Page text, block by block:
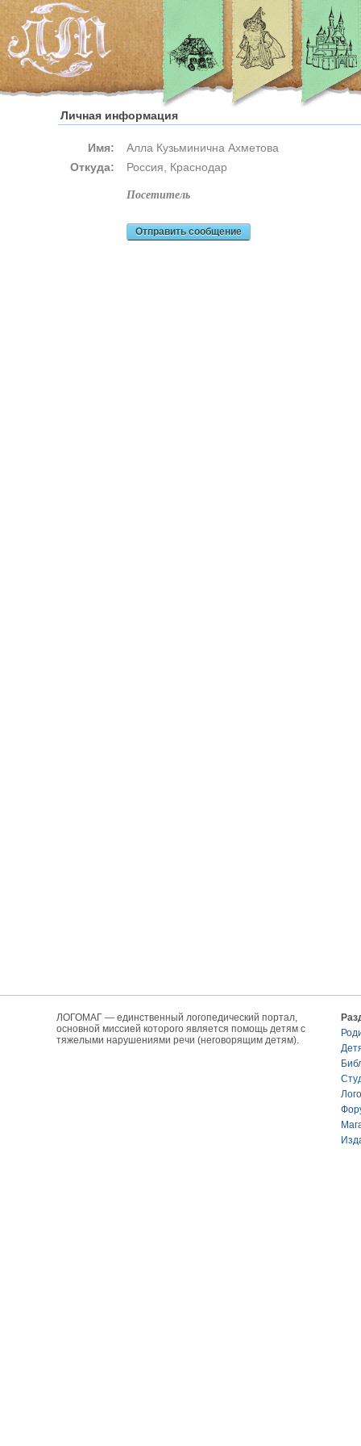
Личная информация
Имя:
Алла Кузьминична Ахметова
Откуда:
Россия, Краснодар
посетитель
Отправить сообщение
ЛОГОМАГ — единственный логопедический портал,
основной миссией которого является помощь детям с
тяжелыми нарушениями речи (неговорящим детям).